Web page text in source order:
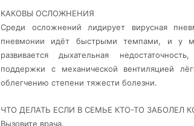
КАКОВЫ ОСЛОЖНЕНИЯ
Среди осложнений лидирует вирусная
пневмонии идёт быстрыми темпами, и у
развивается дыхательная
поддержки с механической вентиляцией
облегчению степени тяжести болезни.
ЧТО ДЕЛАТЬ ЕСЛИ В СЕМЬЕ КТО-ТО ЗАБОЛЕЛ
Вызовите врача.